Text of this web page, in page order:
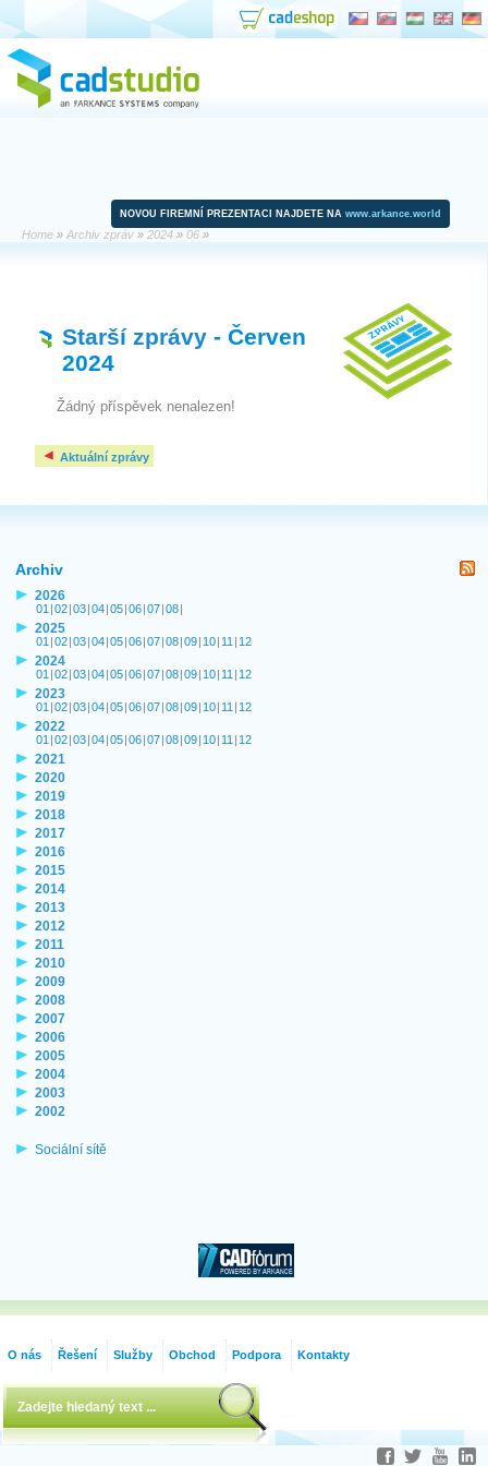
NOVOU FIREMNÍ PREZENTACI NAJDETE NA www.arkance.world
Home » Archiv zpráv » 2024 » 06 »
Starší zprávy - Červen
2024
Žádný příspěvek nenalezen!
Aktuální zprávy
Archiv
2026
01 |02|03|04|05|06|07|08|
2025
01 |02|03|04|05|06|07|08|09| 10| 11 | 12
2024
01 |02|03|04|05|06|07|08|09| 10| 11 | 12
2023
01 |02|03|04|05|06|07|08|09| 10| 11 | 12
2022
01 |02|03|04|05|06|07|08|09| 10| 11 | 12
2021
2020
2019
2018
2017
2016
2015
2014
2013
2012
2011
2010
2009
2008
2007
2006
2005
2004
2003
2002
Sociální sítě
O nás Řešení Služby Obchod Podpora Kontakty